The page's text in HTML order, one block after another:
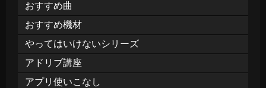
おすすめ曲
おすすめ機材
やってはいけないシリーズ
アドリブ講座
アプリ使いこなし